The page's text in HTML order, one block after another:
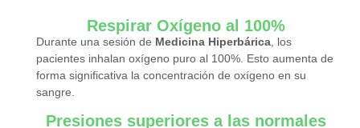
Respirar Oxígeno al 100%
Durante una sesión de Medicina Hiperbárica, los
pacientes inhalan oxígeno puro al 100%. Esto aumenta de
forma significativa la concentración de oxígeno en su
sangre.
Presiones superiores a las normales